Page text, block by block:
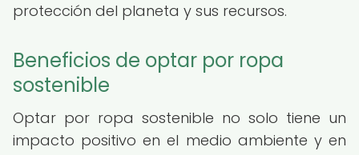
protección del planeta y sus recursos.
Beneficios de optar por ropa
sostenible
Optar por ropa sostenible no solo tiene un
impacto positivo en el medio ambiente y en